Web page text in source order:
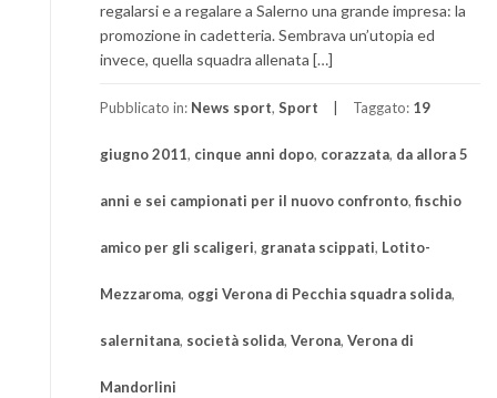
regalarsi e a regalare a Salerno una grande impresa: la
promozione in cadetteria. Sembrava un’utopia ed
invece, quella squadra allenata […]
Pubblicato in: News sport, Sport Taggato: 19
giugno 2011, cinque anni dopo, corazzata, da allora 5
anni e sei campionati per il nuovo confronto, fischio
amico per gli scaligeri, granata scippati, Lotito-
Mezzaroma, oggi Verona di Pecchia squadra solida,
salernitana, società solida, Verona, Verona di
Mandorlini